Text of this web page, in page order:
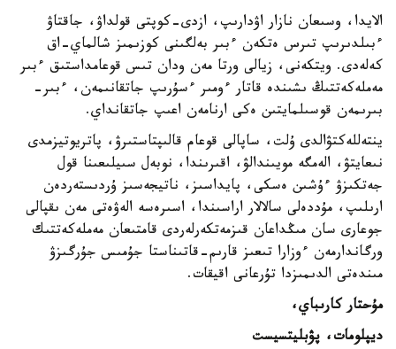
الايدا، وسىعان نازار اۋدارىپ، ازدى-كوپتى قولداۋ، جاقتاۋ
ءبىلدىرىپ تىرس ەتكەن ءبىر بەلگىنى كوزىمىز شالماي-اق
كەلەدى. ويتكەنى، زيالى ورتا مەن ودان تىس قوعامداستىق ءبىر
مەملەكەتتىڭ ىشىندە قاتار ءومىر ءسۇرىپ جاتقانىمەن، ءبىر-
بىرىمەن قوسىلمايتىن ەكى ارنامەن اعىپ جاتقانداي.
ينتەللەكتۋالدى ۇلت، ساپالى قوعام قالىپتاستىرۋ، پاتريوتيزمدى
نىعايتۋ، الەمگە مويىندالۋ، اقىرىندا، نوبەل سىيلىعىنا قول
جەتكىزۋ ءۇشىن ەسكى، پايداسىز، ناتيجەسىز ۇردىستەردەن
ارىلىپ، مۇددەلى سالالار اراسىندا، اسىرەسە الەۋەتى مەن ىقپالى
جوعارى سان مىڭداعان قىزمەتكەرلەردى قامتىعان مەملەكەتتىك
ورگاندارمەن ءوزارا تىعىز قارىم-قاتىناستا جۇمىس جۇرگىزۋ
مىندەتى الدىمىزدا تۇرعانى اقيقات.
مۇحتار كارىباي،
ديپلومات، پۋبليتسيست